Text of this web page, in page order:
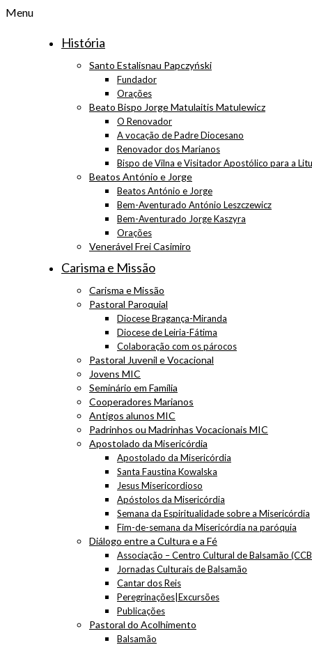
Menu
História
Santo Estalisnau Papczyński
Fundador
Orações
Beato Bispo Jorge Matulaitis Matulewicz
O Renovador
A vocação de Padre Diocesano
Renovador dos Marianos
Bispo de Vilna e Visitador Apostólico para a
Beatos António e Jorge
Beatos António e Jorge
Bem-Aventurado António Leszczewicz
Bem-Aventurado Jorge Kaszyra
Orações
Venerável Frei Casimiro
Carisma e Missão
Carisma e Missão
Pastoral Paroquial
Diocese Bragança-Miranda
Diocese de Leiria-Fátima
Colaboração com os párocos
Pastoral Juvenil e Vocacional
Jovens MIC
Seminário em Família
Cooperadores Marianos
Antigos alunos MIC
Padrinhos ou Madrinhas Vocacionais MIC
Apostolado da Misericórdia
Apostolado da Misericórdia
Santa Faustina Kowalska
Jesus Misericordioso
Apóstolos da Misericórdia
Semana da Espiritualidade sobre a Misericórdia
Fim-de-semana da Misericórdia na paróquia
Diálogo entre a Cultura e a Fé
Associação – Centro Cultural de Balsamão
Jornadas Culturais de Balsamão
Cantar dos Reis
Peregrinações|Excursões
Publicações
Pastoral do Acolhimento
Balsamão